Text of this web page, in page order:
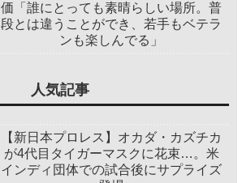
価「誰にとっても素晴らしい場所。普
段とは違うことができ、若手もベテラ
ンも楽しんでる」
人気記事
【新日本プロレス】オカダ・カズチカ
が4代目タイガーマスクに花束…。米
インディ団体での試合後にサプライズ